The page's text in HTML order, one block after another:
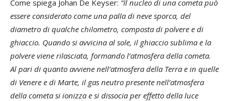
Come spiega Johan De Keyser: “Il nucleo di una cometa può
essere considerato come una palla di neve sporca, del
diametro di qualche chilometro, composta di polvere e di
ghiaccio. Quando si avvicina al sole, il ghiaccio sublima e la
polvere viene rilasciata, formando l’atmosfera della cometa.
Al pari di quanto avviene nell’atmosfera della Terra e in quelle
di Venere e di Marte, il gas neutro presente nell’atmosfera
della cometa si ionizza e si dissocia per effetto della luce